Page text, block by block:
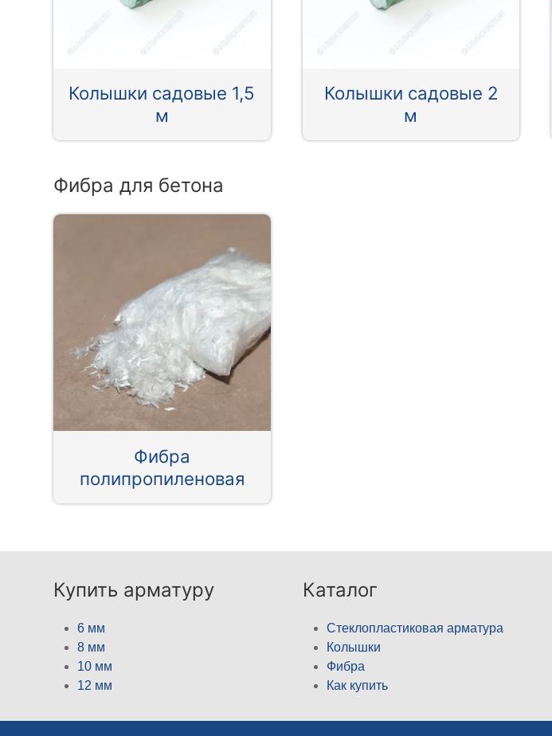
Колышки садовые 1,5
м
Колышки садовые 2
м
Фибра для бетона
Фибра
полипропиленовая
Купить арматуру
6 мм
8 мм
10 мм
12 мм
Каталог
Стеклопластиковая арматура
Колышки
Фибра
Как купить